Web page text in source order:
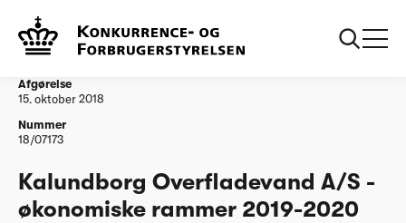
Vandtilsyn
rammer 2019-2020
Afgørelse
15. oktober 2018
Nummer
18/07173
Kalundborg Overfladevand A/S -
økonomiske rammer 2019-2020